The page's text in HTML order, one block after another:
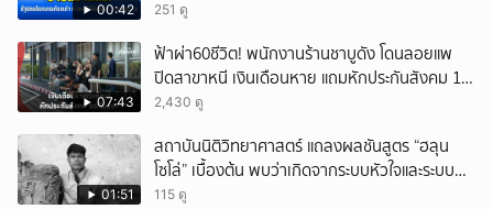
00:42 251 ดู
07:43
ฟ้าผ่า60ชีวิต! พนักงานร้านชาบูดัง โดนลอยแพ
ปิดสาขาหนี เงินเดือนหาย แถมหักประกันสังคม 11
เดือนแต่ไม่ส่ง?
2,430 ดู
01:51
สถาบันนิติวิทยาศาสตร์ แถลงผลชันสูตร “ฮลุน
โซโล่” เบื้องต้น พบว่าเกิดจากระบบหัวใจและระบบ
ไหลเวียนโลหิตล้มเหลว
115 ดู